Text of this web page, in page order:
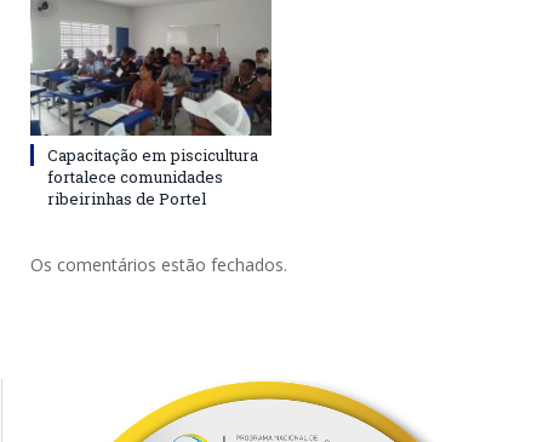
Capacitação em piscicultura
fortalece comunidades
ribeirinhas de Portel
Os comentários estão fechados.